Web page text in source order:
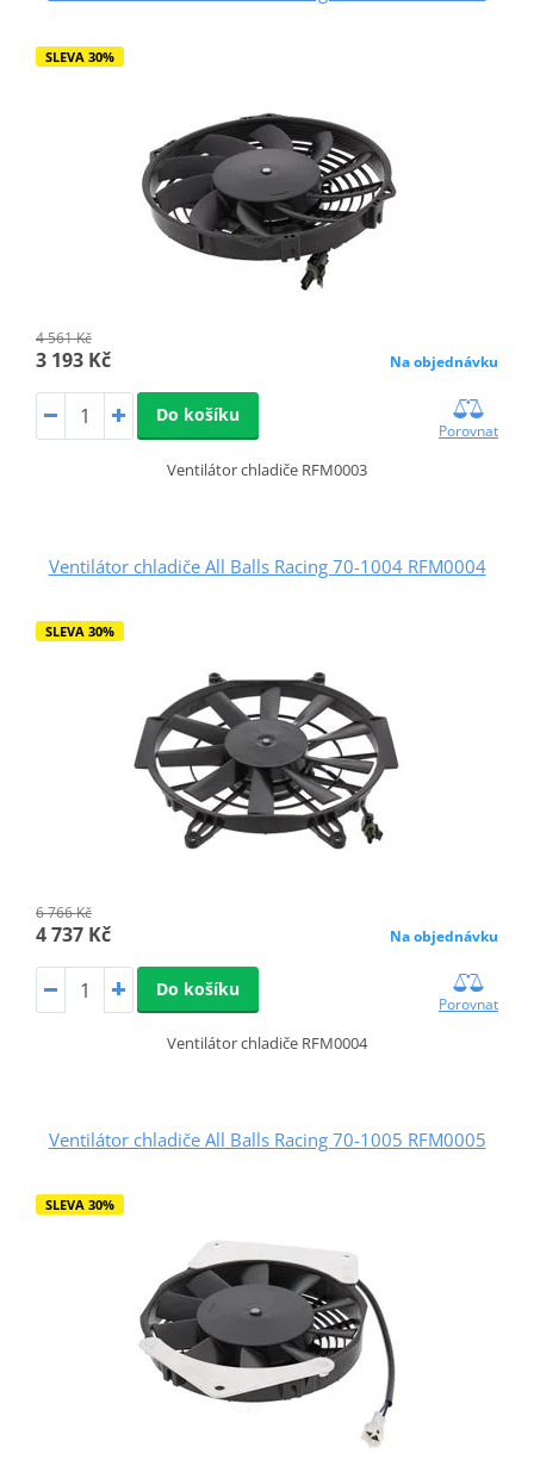
SLEVA 30%
4 561 Kč
3 193 Kč Na objednávku
Do košíku
Porovnat
Ventilátor chladiče RFM0003
Ventilátor chladiče All Balls Racing 70-1004 RFM0004
SLEVA 30%
6 766 Kč
4 737 Kč Na objednávku
Do košíku
Porovnat
Ventilátor chladiče RFM0004
Ventilátor chladiče All Balls Racing 70-1005 RFM0005
SLEVA 30%